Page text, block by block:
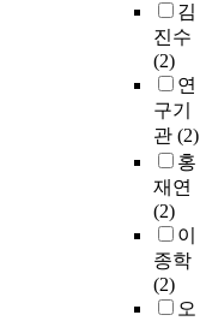
김
진수
(2)
연
구기
관 (2)
홍
재연
(2)
이
종학
(2)
오